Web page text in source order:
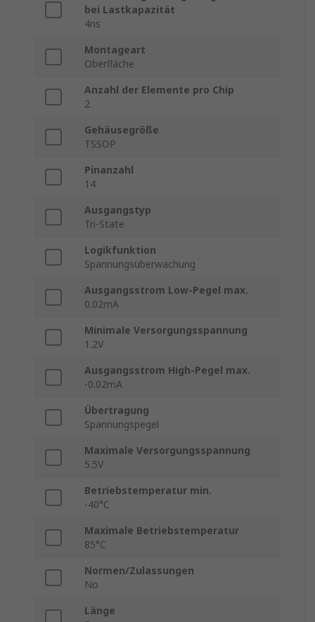
bei Lastkapazität
4ns
Montageart
Oberfläche
Anzahl der Elemente pro Chip
2
Gehäusegröße
TSSOP
Pinanzahl
14
Ausgangstyp
Tri-State
Logikfunktion
Spannungsüberwachung
Ausgangsstrom Low-Pegel max.
0.02mA
Minimale Versorgungsspannung
1.2V
Ausgangsstrom High-Pegel max.
-0.02mA
Übertragung
Spannungspegel
Maximale Versorgungsspannung
5.5V
Betriebstemperatur min.
-40°C
Maximale Betriebstemperatur
85°C
Normen/Zulassungen
No
Länge